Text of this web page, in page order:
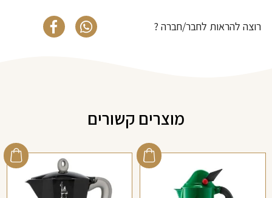
רוצה להראות לחבר/חברה ?
מוצרים קשורים